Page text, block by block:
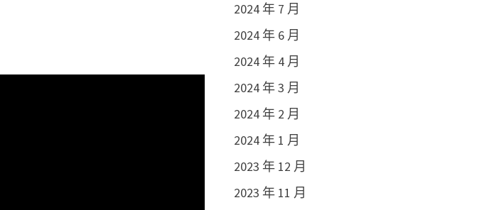
2024 年 7 月
2024 年 6 月
2024 年 4 月
2024 年 3 月
2024 年 2 月
2024 年 1 月
2023 年 12 月
2023 年 11 月